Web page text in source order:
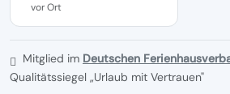
vor Ort
Mitglied im Deutschen
Qualitätssiegel „Urlaub mit Vertrauen"